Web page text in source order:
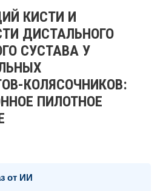
КИСТИ И
ДИСТАЛЬНОГО
СУСТАВА У
КОЛЯСОЧНИКОВ:
ПИЛОТНОЕ
от ИИ